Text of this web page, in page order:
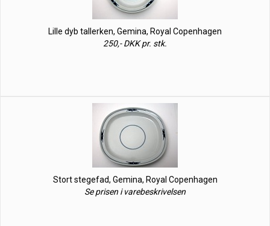
Lille dyb tallerken, Gemina, Royal Copenhagen
250,- DKK pr. stk.
Stort stegefad, Gemina, Royal Copenhagen
Se prisen i varebeskrivelsen